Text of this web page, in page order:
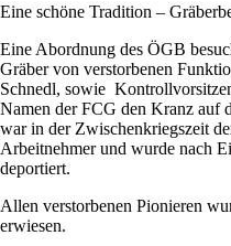
Eine schöne Tradition –
Eine Abordnung des ÖGB
Gräber von verstorbenen
Schnedl, sowie
Namen der FCG den Kranz auf
war in der Zwischenkriegszeit
Arbeitnehmer und wurde nach
deportiert.
Allen verstorbenen Pionieren
erwiesen.